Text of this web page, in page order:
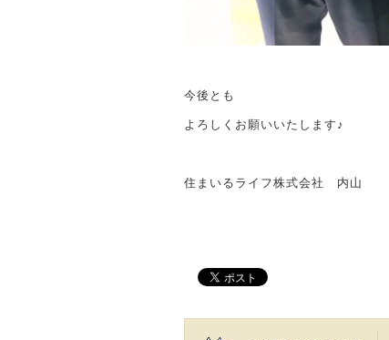
今後とも
よろしくお願いいたします♪
住まいるライフ株式会社 内山